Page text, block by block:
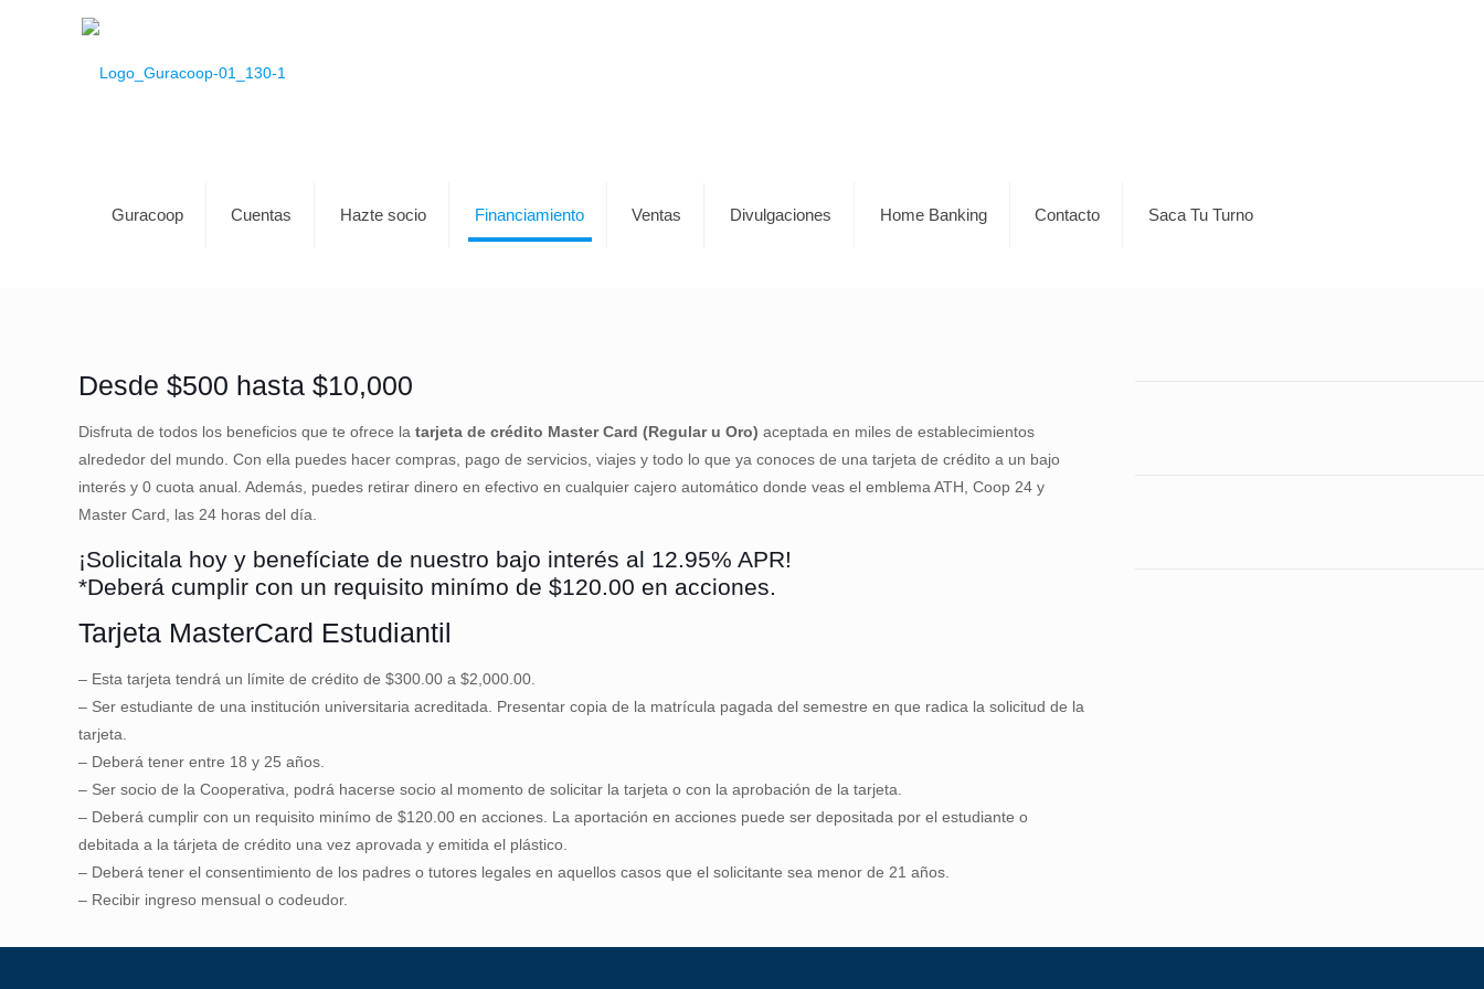
Guracoop Cuentas Hazte socio Financiamiento Ventas Divulgaciones Home Banking Contacto Saca Tu Turno
Desde $500 hasta $10,000
Disfruta de todos los beneficios que te ofrece latarjeta de crédito Master Card (Regular u Oro)aceptada en miles de establecimientos
alrededor del mundo. Con ella puedes hacer compras, pago de servicios, viajes y todo lo que ya conoces de una tarjeta de crédito a un bajo
interés y 0 cuota anual. Además, puedes retirar dinero en efectivo en cualquier cajero automático donde veas el emblema ATH, Coop 24 y
Master Card, las 24 horas del día.
¡Solicitala hoy y benefíciate de nuestro bajo interés al 12.95% APR!
*Deberá cumplir con un requisito minímo de $120.00 en acciones.
Tarjeta MasterCard Estudiantil
– Esta tarjeta tendrá un límite de crédito de $300.00 a $2,000.00.
– Ser estudiante de una institución universitaria acreditada. Presentar copia de la matrícula pagada del semestre en que radica la solicitud de la
tarjeta.
– Deberá tener entre 18 y 25 años.
– Ser socio de la Cooperativa, podrá hacerse socio al momento de solicitar la tarjeta o con la aprobación de la tarjeta.
– Deberá cumplir con un requisito minímo de $120.00 en acciones. La aportación en acciones puede ser depositada por el estudiante o
debitada a la tárjeta de crédito una vez aprovada y emitida el plástico.
– Deberá tener el consentimiento de los padres o tutores legales en aquellos casos que el solicitante sea menor de 21 años.
– Recibir ingreso mensual o codeudor.